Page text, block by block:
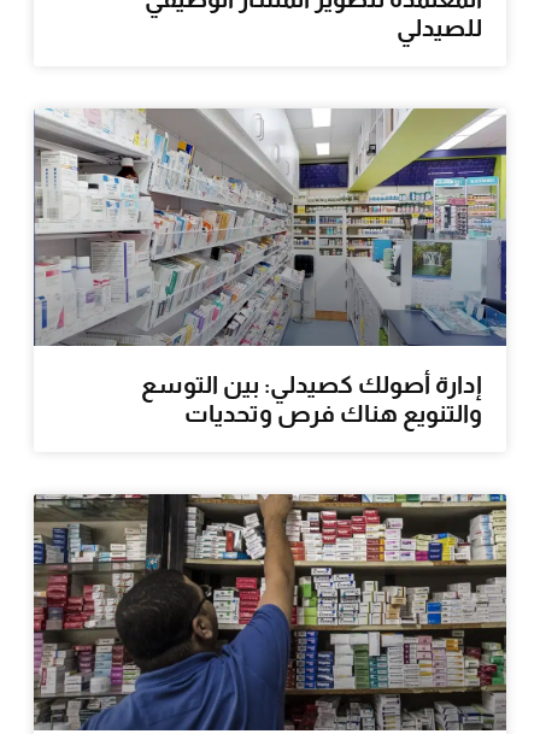
للصيدلي
إدارة أصولك كصيدلي: بين التوسع
والتنويع هناك فرص وتحديات